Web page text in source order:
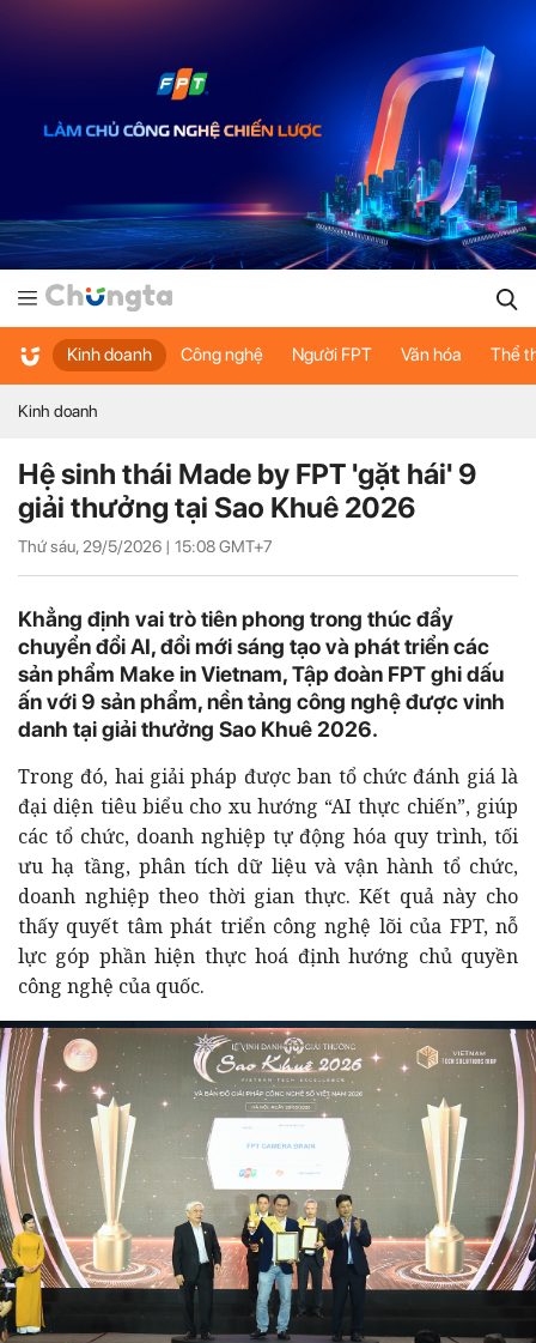
Kinh doanh Công nghệ Người FPT Văn hóa Thể
Kinh doanh
Hệ sinh thái Made by FPT 'gặt hái' 9
giải thưởng tại Sao Khuê 2026
Thứ sáu, 29/5/2026 | 15:08GMT+7
Khẳng định vai trò tiên phong trong thúc đẩy
chuyển đổi AI, đổi mới sáng tạo và phát triển các
sản phẩm Make in Vietnam, Tập đoàn FPT ghi dấu
ấn với 9 sản phẩm, nền tảng công nghệ được vinh
danh tại giải thưởng Sao Khuê 2026.
Trong đó, hai giải pháp được ban tổ chức đánh giá là
đại diện tiêu biểu cho xu hướng “AI thực chiến”, giúp
các tổ chức, doanh nghiệp tự động hóa quy trình, tối
ưu hạ tầng, phân tích dữ liệu và vận hành tổ chức,
doanh nghiệp theo thời gian thực. Kết quả này cho
thấy quyết tâm phát triển công nghệ lõi của FPT, nỗ
lực góp phần hiện thực hoá định hướng chủ quyền
công nghệ của quốc.